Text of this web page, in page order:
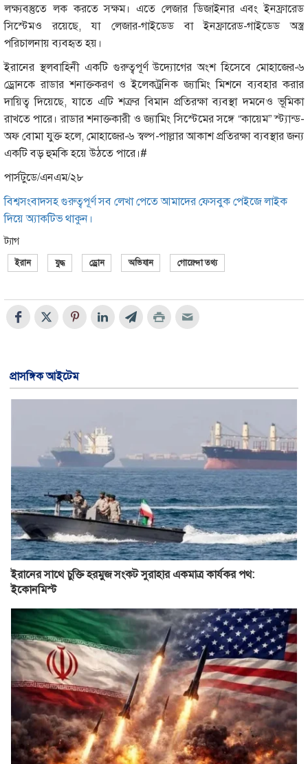
লক্ষ্যবস্তুতে লক করতে সক্ষম। এতে লেজার ডিজাইনার এবং ইনফ্রারেড
সিস্টেমও রয়েছে, যা লেজার-গাইডেড বা ইনফ্রারেড-গাইডেড অস্ত্র
পরিচালনায় ব্যবহৃত হয়।
ইরানের স্থলবাহিনী একটি গুরুত্বপূর্ণ উদ্যোগের অংশ হিসেবে মোহাজের-৬
ড্রোনকে রাডার শনাক্তকরণ ও ইলেকট্রনিক জ্যামিং মিশনে ব্যবহার করার
দায়িত্ব দিয়েছে, যাতে এটি শত্রুর বিমান প্রতিরক্ষা ব্যবস্থা দমনেও ভূমিকা
রাখতে পারে। রাডার শনাক্তকারী ও জ্যামিং সিস্টেমের সঙ্গে “কায়েম” স্ট্যান্ড-
অফ বোমা যুক্ত হলে, মোহাজের-৬ স্বল্প-পাল্লার আকাশ প্রতিরক্ষা ব্যবস্থার জন্য
একটি বড় হুমকি হয়ে উঠতে পারে।#
পার্সটুডে/এনএম/২৮
বিশ্বসংবাদসহ গুরুত্বপূর্ণ সব লেখা পেতে আমাদের ফেসবুক পেইজে লাইক
দিয়ে অ্যাকটিভ থাকুন।
ট্যাগ
ইরান যুদ্ধ ড্রোন অভিযান গোয়েন্দা তথ্য
প্রাসঙ্গিক আইটেম
ইরানের সাথে চুক্তি হরমুজ সংকট সুরাহার একমাত্র কার্যকর পথ:
ইকোনমিস্ট